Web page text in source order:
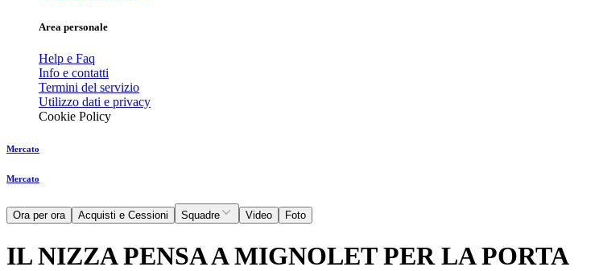
Area personale
Help e Faq
Info e contatti
Termini del servizio
Utilizzo dati e privacy
Cookie Policy
Mercato
Mercato
Ora per ora Acquisti e Cessioni Squadre Video Foto
IL NIZZA PENSA A MIGNOLET PER LA PORTA